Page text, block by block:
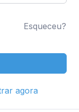
Esqueceu?
agora